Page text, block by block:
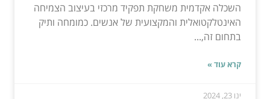
השכלה אקדמית משחקת תפקיד מרכזי בעיצוב הצמיחה
האינטלקטואלית והמקצועית של אנשים. כמומחה ותיק
בתחום זה,...
קרא עוד »
ינו 23, 2024